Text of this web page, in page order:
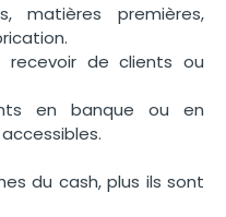
matières premières,
recevoir de clients ou
en banque ou en
du cash, plus ils sont